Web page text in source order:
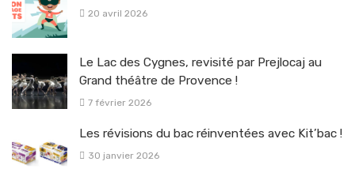
20 avril 2026
Le Lac des Cygnes, revisité par Prejlocaj au
Grand théâtre de Provence !
7 février 2026
Les révisions du bac réinventées avec Kit’bac !
30 janvier 2026